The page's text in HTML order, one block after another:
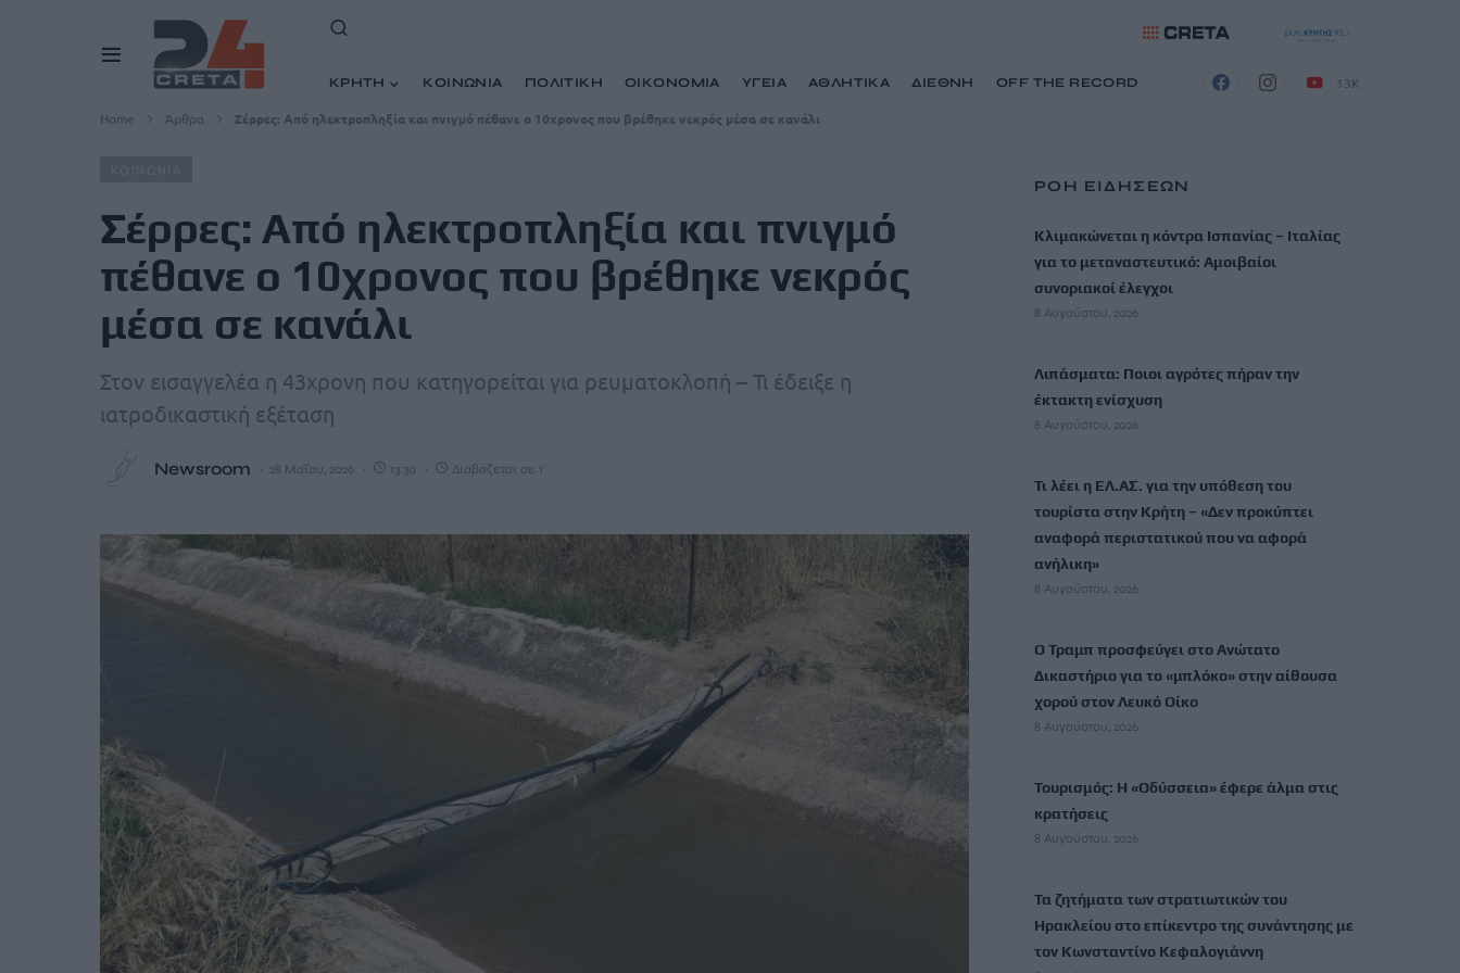
ΚΡΗΤΗ ΚΟΙΝΩΝΙΑ ΠΟΛΙΤΙΚΗ ΟΙΚΟΝΟΜΙΑ ΥΓΕΙΑ ΑΘΛΗΤΙΚΑ ΔΙΕΘΝΗ OFF THE RECORD 13K
Home Άρθρα Σέρρες: Από ηλεκτροπληξία και πνιγμό πέθανε ο 10χρονος που βρέθηκε νεκρός μέσα σε κανάλι
Σέρρες: Από ηλεκτροπληξία και πνιγμό
πέθανε ο 10χρονος που βρέθηκε νεκρός
μέσα σε κανάλι
Στον εισαγγελέα η 43χρονη που κατηγορείται για ρευματοκλοπή – Τι έδειξε η
ιατροδικαστική εξέταση
Newsroom 28 Μαΐου, 2026 13:30 Διαβάζεται σε 1'
ΡΟΗ ΕΙΔΗΣΕΩΝ
Κλιμακώνεται η κόντρα Ισπανίας – Ιταλίας
για το μεταναστευτικό: Αμοιβαίοι
συνοριακοί έλεγχοι
8 Αυγούστου, 2026
Λιπάσματα: Ποιοι αγρότες πήραν την
έκτακτη ενίσχυση
8 Αυγούστου, 2026
Τι λέει η ΕΛ.ΑΣ. για την υπόθεση του
τουρίστα στην Κρήτη – «Δεν προκύπτει
αναφορά περιστατικού που να αφορά
ανήλικη»
8 Αυγούστου, 2026
Ο Τραμπ προσφεύγει στο Ανώτατο
Δικαστήριο για το «μπλόκο» στην αίθουσα
χορού στον Λευκό Οίκο
8 Αυγούστου, 2026
Τουρισμός: Η «Οδύσσεια» έφερε άλμα στις
κρατήσεις
8 Αυγούστου, 2026
Τα ζητήματα των στρατιωτικών του
Ηρακλείου στο επίκεντρο της συνάντησης με
τον Κωνσταντίνο Κεφαλογιάννη